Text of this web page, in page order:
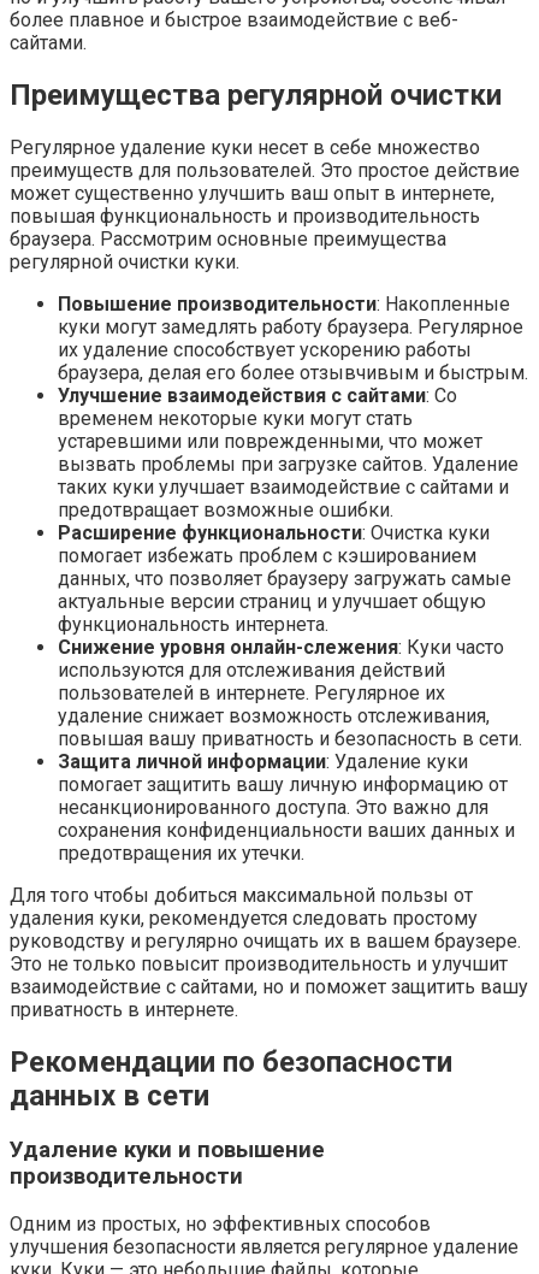
более плавное и быстрое взаимодействие с веб-
сайтами.
Преимущества регулярной очистки
Регулярное удаление куки несет в себе множество
преимуществ для пользователей. Это простое действие
может существенно улучшить ваш опыт в интернете,
повышая функциональность и производительность
браузера. Рассмотрим основные преимущества
регулярной очистки куки.
Повышение производительности: Накопленные
куки могут замедлять работу браузера. Регулярное
их удаление способствует ускорению работы
браузера, делая его более отзывчивым и быстрым.
Улучшение взаимодействия с сайтами: Со
временем некоторые куки могут стать
устаревшими или поврежденными, что может
вызвать проблемы при загрузке сайтов. Удаление
таких куки улучшает взаимодействие с сайтами и
предотвращает возможные ошибки.
Расширение функциональности: Очистка куки
помогает избежать проблем с кэшированием
данных, что позволяет браузеру загружать самые
актуальные версии страниц и улучшает общую
функциональность интернета.
Снижение уровня онлайн-слежения: Куки часто
используются для отслеживания действий
пользователей в интернете. Регулярное их
удаление снижает возможность отслеживания,
повышая вашу приватность и безопасность в сети.
Защита личной информации: Удаление куки
помогает защитить вашу личную информацию от
несанкционированного доступа. Это важно для
сохранения конфиденциальности ваших данных и
предотвращения их утечки.
Для того чтобы добиться максимальной пользы от
удаления куки, рекомендуется следовать простому
руководству и регулярно очищать их в вашем браузере.
Это не только повысит производительность и улучшит
взаимодействие с сайтами, но и поможет защитить вашу
приватность в интернете.
Рекомендации по безопасности
данных в сети
Удаление куки и повышение
производительности
Одним из простых, но эффективных способов
улучшения безопасности является регулярное удаление